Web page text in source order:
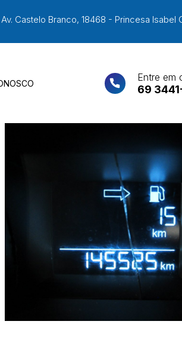
Av. Castelo Branco, 18468 - Princesa Isabel
Entre em
69